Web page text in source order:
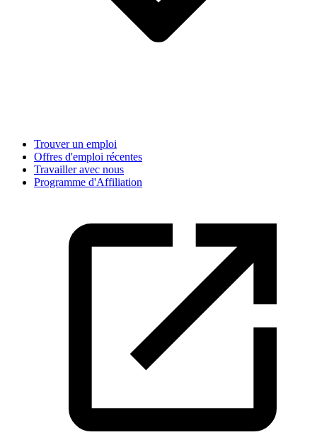
Trouver un emploi
Offres d'emploi récentes
Travailler avec nous
Programme d'Affiliation